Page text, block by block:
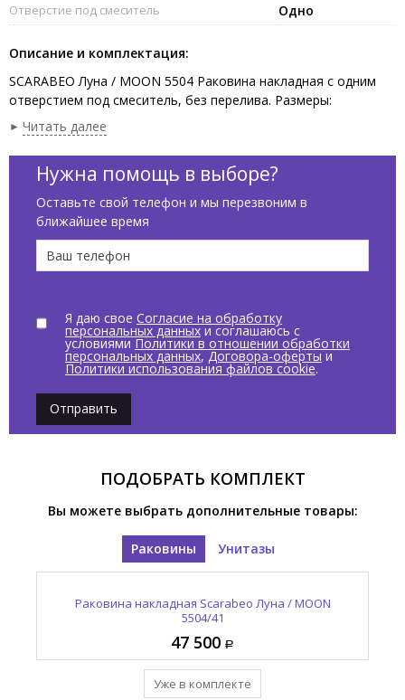
Отверстие под смеситель Одно
Описание и комплектация:
SCARABEO Луна / MOON 5504 Раковина накладная с одним
отверстием под смеситель, без перелива. Размеры:
42x42x18h см. Рекомендуется установка на столешницу. Цвет
Жемчуг / Pearl.
Читать далее
Нужна помощь в выборе?
Оставьте свой телефон и мы перезвоним в
ближайшее время
Я даю свое Согласие на обработку
персональных данныхи соглашаюсь с
условиямиПолитики в отношении обработки
персональных данных,Договора-офертыи
Политики использования файлов cookie.
Отправить
ПОДОБРАТЬ КОМПЛЕКТ
Вы можете выбрать дополнительные товары:
Раковины Унитазы
Раковина накладная Scarabeo Луна / MOON
5504/41
47 500
Уже в комплекте
Унитаз напольный безободковый Scarabeo Луна /
MOON 5522/CL
30 400
Добавить в комплект